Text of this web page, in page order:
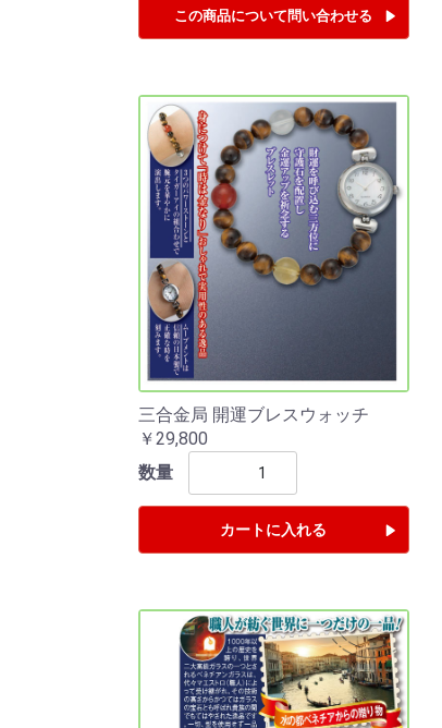
この商品について問い合わせる
三合金局 開運ブレスウォッチ
￥29,800
数量
カートに入れる